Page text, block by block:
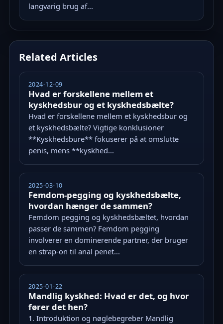
langvarig brug af...
Related Articles
2024-12-09
Hvad er forskellene mellem et
kyskhedsbur og et kyskhedsbælte?
Hvad er forskellene mellem et kyskhedsbur og
et kyskhedsbælte? Vigtige konklusioner
**Kyskhedsbure** fokuserer på at omslutte
penis, mens **kyskhed...
2025-03-10
Femdom-pegging og kyskhedsbælte,
hvordan hænger de sammen?
Femdom pegging og kyskhedsbæltet, hvordan
passer de sammen? Femdom pegging
involverer en dominerende partner, der bruger
en strap-on til anal penet...
2025-01-22
Mandlig kyskhed: Hvad er det, og hvor
fører det hen?
1. Introduktion og nøglebegreber Mandlig